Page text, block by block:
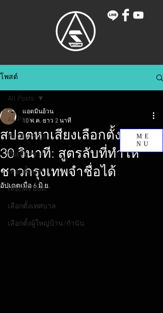
ME
NU
โพสต์
All Posts
ทีมเสียงหญิง
ทีมเสียงชาย
เลือกตั้ง สส.
เลือกตั้ง อบต.
เลือกตั้งเทศบาล
เลือกตั้งผู้ใหญ่บ้าน/กำนัน
All Posts
สปอตหาเสียงเลือกตั้ง กทม.
30 วินาที: สูตรลับที่ทำให้
ชาวกรุงเทพจำชื่อได้
แอดมินอ้วน
10 พ.ค. ยาว 2 นาที
อัปเดตเมื่อ6 มิ.ย.